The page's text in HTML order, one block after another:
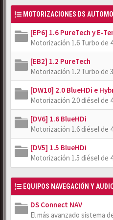
MOTORIZACIONES DS
[EP6] 1.6 PureTech y E-
Motorización 1.6 Turbo de
[EB2] 1.2 PureTech
Motorización 1.2 Turbo de
[DW10] 2.0 BlueHDi e
Motorización 2.0 diésel de
[DV6] 1.6 BlueHDi
Motorización 1.6 diésel de
[DV5] 1.5 BlueHDi
Motorización 1.5 diésel de
EQUIPOS NAVEGACIÓN Y
DS Connect NAV
El más avanzado sistema